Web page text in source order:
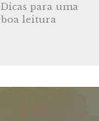
Dicas para uma
boa leitura